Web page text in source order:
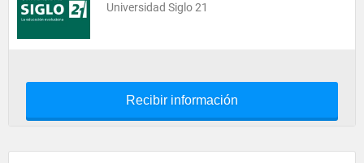
Universidad Siglo 21
Recibir información